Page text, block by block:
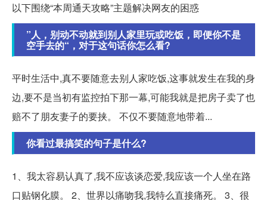
以下围绕“本周通天攻略”主题解决网友的困惑
”人，别动不动就到别人家里玩或吃饭，即便你不是
空手去的“，对于这句话你怎么看?
平时生活中,真不要随意去别人家吃饭,这事就发生在我的身
边,要不是当初有监控拍下那一幕,可能我就是把房子卖了也
赔不了朋友妻子的要挟。 不仅不要随意地带着...
你看过最搞笑的句子是什么?
1、我太容易认真了,我不应该谈恋爱,我应该一个人坐在路
口贴钢化膜。 2、世界以痛吻我,我特么直接痛死。 3、很